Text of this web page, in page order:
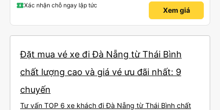
Xác nhận chỗ ngay lập tức
Xem giá
Đặt mua vé xe đi Đà Nẵng từ Thái Bình
chất lượng cao và giá vé ưu đãi nhất: 9
chuyến
Tư vấn TOP 6 xe khách đi Đà Nẵng từ Thái Bình chất